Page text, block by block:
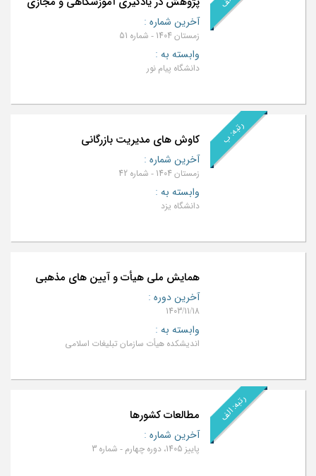
آخرین شماره :
زمستان 1404 - شماره 51
وابسته به :
دانشگاه پیام نور
رتبه: ب کاوش های مدیریت بازرگانی
آخرین شماره :
زمستان 1404 - شماره 42
وابسته به :
دانشگاه یزد
همایش ملی هیأت و آیین های مذهبی
آخرین دوره :
1403/11/18
وابسته به :
اندیشکده هیأت سازمان تبلیغات اسلامی
رتبه: الف مطالعات کشورها
آخرین شماره :
پاییز 1405، دوره چهارم - شماره 3